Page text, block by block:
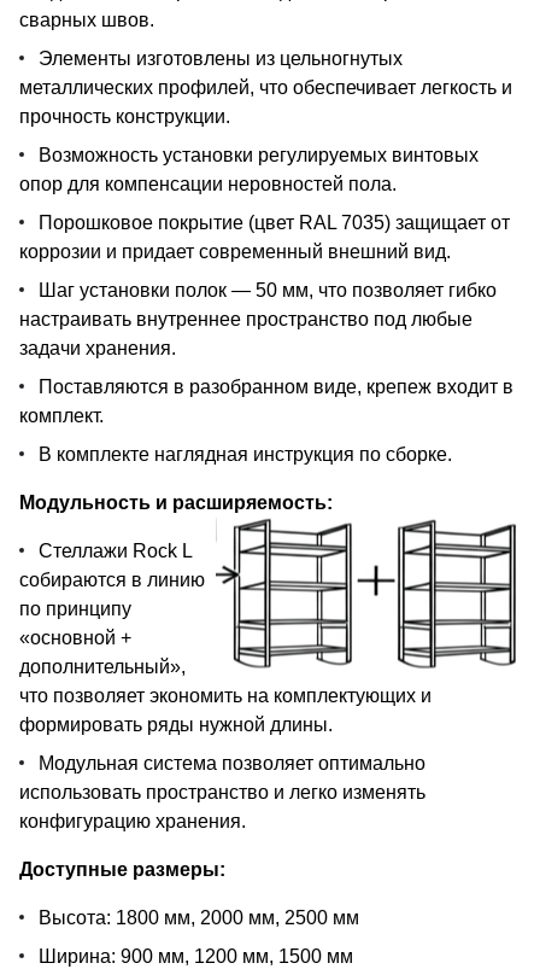
сварных швов.
Элементы изготовлены из цельногнутых
металлических профилей, что обеспечивает легкость и
прочность конструкции.
Возможность установки регулируемых винтовых
опор для компенсации неровностей пола.
Порошковое покрытие (цвет RAL 7035) защищает от
коррозии и придает современный внешний вид.
Шаг установки полок — 50 мм, что позволяет гибко
настраивать внутреннее пространство под любые
задачи хранения.
Поставляются в разобранном виде, крепеж входит в
комплект.
В комплекте наглядная инструкция по сборке.
Модульность и расширяемость:
Стеллажи Rock L
собираются в линию
по принципу
«основной +
дополнительный»,
что позволяет экономить на комплектующих и
формировать ряды нужной длины.
Модульная система позволяет оптимально
использовать пространство и легко изменять
конфигурацию хранения.
Доступные размеры:
Высота: 1800 мм, 2000 мм, 2500 мм
Ширина: 900 мм, 1200 мм, 1500 мм